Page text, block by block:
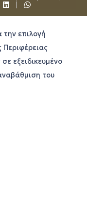
την επιλογή
εξειδικευμένο
του